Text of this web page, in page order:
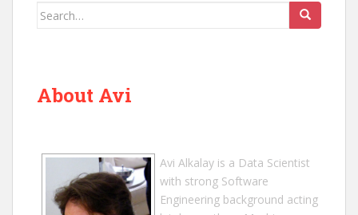
Search
About Avi
Avi Alkalay is a Data Scientist
with strong Software
Engineering background acting